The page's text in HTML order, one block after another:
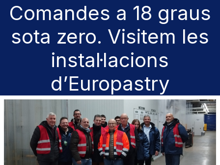
Comandes a 18 graus
sota zero. Visitem les
instal·lacions
d’Europastry